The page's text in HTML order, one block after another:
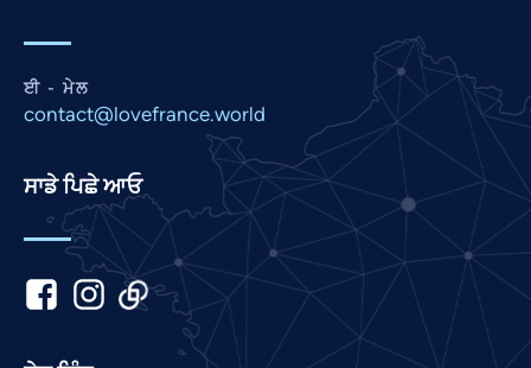
ਈ - ਮੇਲ
contact@lovefrance.world
ਸਾਡੇ ਪਿਛੇ ਆਓ
Italian
Japanese
Kannada
Korean
Malay
Marathi